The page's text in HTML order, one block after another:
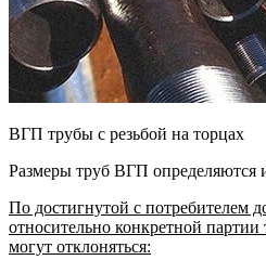
ВГП трубы с резьбой на торцах
Размеры труб ВГП определяются
По достигнутой с потребителем
относительно конкретной
могут отклоняться: